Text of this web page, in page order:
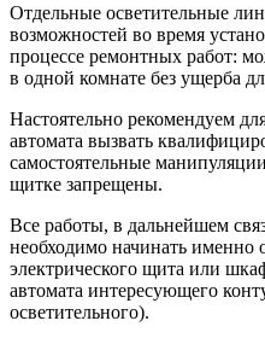
Отдельные осветительные
возможностей во время
процессе ремонтных работ:
в одной комнате без ущерба
Настоятельно рекомендуем
автомата вызвать
самостоятельные
щитке запрещены.
Все работы, в дальнейшем
необходимо начинать именно
электрического щита или
автомата интересующего
осветительного).